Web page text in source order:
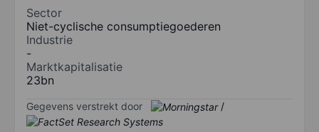
Sector
Niet-cyclische consumptiegoederen
Industrie
-
Marktkapitalisatie
23bn
Gegevens verstrekt door /